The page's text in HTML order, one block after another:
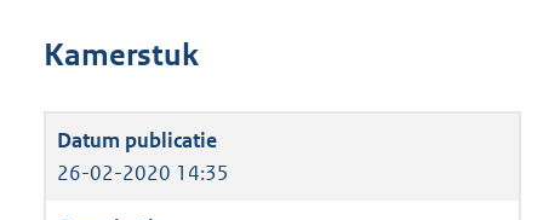
Kamerstuk
26-02-2020 14:35